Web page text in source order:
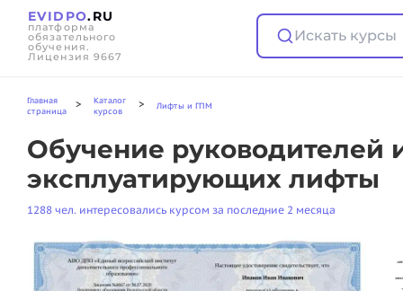
EVIDPO.RU
платформа
обязательного
обучения.
Лицензия 9667
Искать курсы
Главная
страница
>
Каталог
курсов
> Лифты и ГПМ
Обучение руководителей
эксплуатирующих лифты
1288 чел. интересовались курсом за последние 2 месяца